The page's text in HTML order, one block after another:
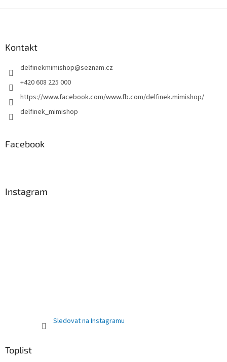
Kontakt
delfinekmimishop@seznam.cz
+420 608 225 000
https://www.facebook.com/www.fb.com/delfinek.mimishop/
delfinek_mimishop
Facebook
Instagram
Sledovat na Instagramu
Toplist